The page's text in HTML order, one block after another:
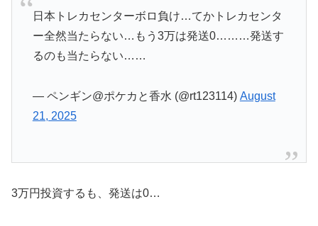
日本トレカセンターボロ負け…てかトレカセンタ
ー全然当たらない…もう3万は発送0………発送す
るのも当たらない……
— ペンギン@ポケカと香水 (@rt123114) August
21, 2025
3万円投資するも、発送は0…